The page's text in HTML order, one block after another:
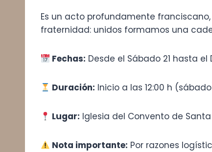
Es un acto profundamente
fraternidad: unidos formamos una
Fechas: Desde el Sábado 21 hasta el
Duración: Inicio a las 12:00 h
Lugar: Iglesia del Convento de
Nota importante: Por razones